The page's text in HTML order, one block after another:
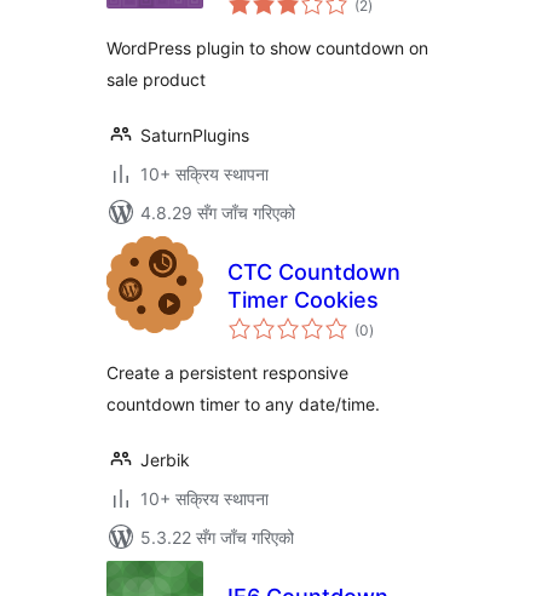
(2रेटिङ्गहरू
)
WordPress plugin to show countdown on
sale product
SaturnPlugins
10+ सक्रिय स्थापना
4.8.29 सँग जाँच गरिएको
CTC Countdown
Timer Cookies
(0कुल
रेटिङ्गहरू
)
Create a persistent responsive
countdown timer to any date/time.
Jerbik
10+ सक्रिय स्थापना
5.3.22 सँग जाँच गरिएको